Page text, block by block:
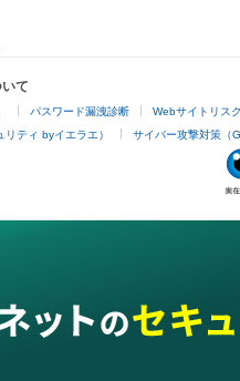
て
パスワード漏洩診断 Webサイトリス
ティ byイエラエ） サイバー攻撃対策（